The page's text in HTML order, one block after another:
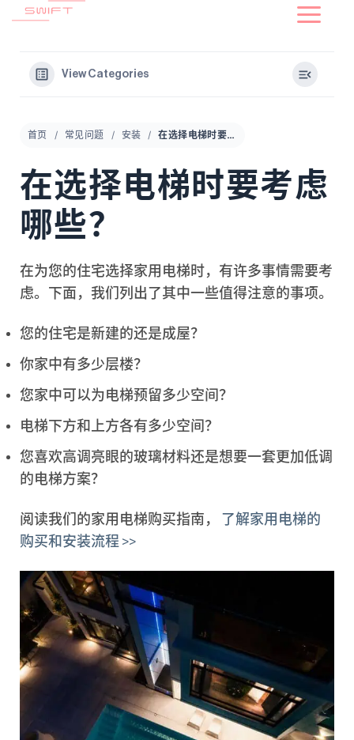
View Categories
首页 常见问题 安装 在选择电梯时要考虑哪些？
在选择电梯时要考虑
哪些？
在为您的住宅选择家用电梯时，有许多事情需要考
虑。下面，我们列出了其中一些值得注意的事项。
您的住宅是新建的还是成屋？
你家中有多少层楼？
您家中可以为电梯预留多少空间？
电梯下方和上方各有多少空间？
您喜欢高调亮眼的玻璃材料还是想要一套更加低调
的电梯方案？
阅读我们的家用电梯购买指南， 了解家用电梯的
购买和安装流程 >>